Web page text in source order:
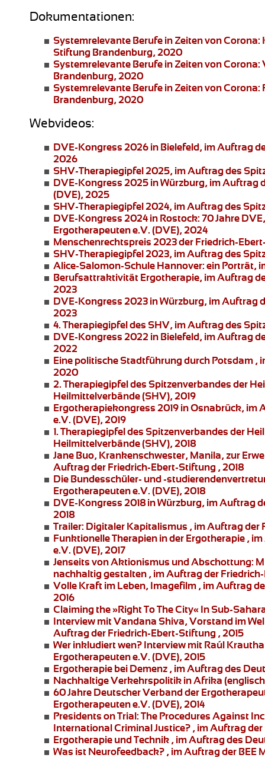
Dokumentationen:
Systemrelevante Berufe in Zeiten von
Stiftung Brandenburg, 2020
Systemrelevante Berufe in Zeiten von
Brandenburg, 2020
Systemrelevante Berufe in Zeiten von Corona:
Brandenburg, 2020
Webvideos:
DVE-Kongress 2026 in Bielefeld, im Auftrag
2026
SHV-Therapiegipfel 2025, im Auftrag des
DVE-Kongress 2025 in Würzburg, im Auftrag
(DVE), 2025
SHV-Therapiegipfel 2024, im Auftrag des
DVE-Kongress 2024 in Rostock: 70 Jahre
Ergotherapeuten e.V. (DVE), 2024
Menschenrechtspreis 2023der Friedrich-
SHV-Therapiegipfel 2023, im Auftrag des
Alice-Salomon-Schule Hannover: ein Porträt,
Berufsattraktivität Ergotherapie, im Auftrag
2023
DVE-Kongress 2023 in Würzburg, im Auftrag
2023
4. Therapiegipfeldes SHV, im Auftrag des
DVE-Kongress 2022 in Bielefeld, im Auftrag
2022
Eine politische Stadtführung durch Potsdam ,
2020
2. Therapiegipfel des Spitzenverbandes der
Heilmittelverbände (SHV), 2019
Ergotherapiekongress 2019 in Osnabrück, im
e.V. (DVE), 2019
1. Therapiegipfel des Spitzenverbandes der
Heilmittelverbände (SHV), 2018
Jane Buo, Krankenschwester, Manila, zur
Auftrag der Friedrich-Ebert-Stiftung , 2018
Die Bundesschüler- und -
Ergotherapeuten e.V. (DVE), 2018
DVE-Kongress 2018 in Würzburg, im Auftrag
2018
Trailer: Digitaler Kapitalismus , im Auftrag der
Funktionelle Therapien in der Ergotherapie ,
e.V. (DVE), 2017
Jenseits von Aktionismus und Abschottung:
nachhaltig gestalten , im Auftrag der
Volle Kraft im Leben, Imagefilm , im Auftrag
2016
Claiming the »Right To The City« In Sub-
Interview mit Vandana Shiva, Vorstand im
Auftrag der Friedrich-Ebert-Stiftung , 2015
Wer inkludiert wen? Interview mit Raúl
Ergotherapeuten e.V. (DVE), 2015
Ergotherapie bei Demenz , im Auftrag des
Nachhaltige Verkehrspolitik in Afrika
60 Jahre Deutscher Verband der
Ergotherapeuten e.V. (DVE), 2014
Presidents on Trial: The Procedures Against
International Criminal Justice? , im Auftrag
Ergotherapie und Technik , im Auftrag des
Was ist Neurofeedback? , im Auftrag der BEE